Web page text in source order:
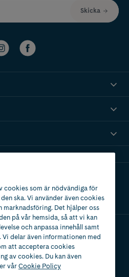
Skicka
cookies som är nödvändiga för
ska. Vi använder även cookies
Det hjälper oss
på vår hemsida, så att vi kan
och anpassa innehåll samt
delar även informationen med
att acceptera cookies
av cookies. Du kan även
vårCookie Policy